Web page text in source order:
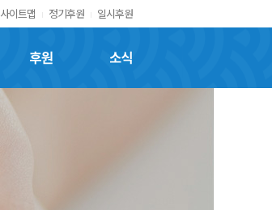
사이트맵 정기후원 일시후원
후원 소식